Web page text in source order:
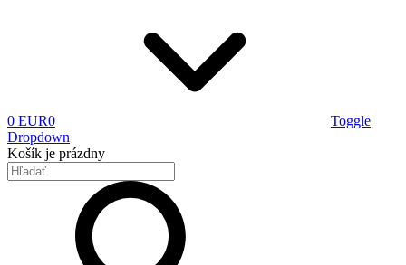
0 EUR0
Toggle
Dropdown
Košík je prázdny